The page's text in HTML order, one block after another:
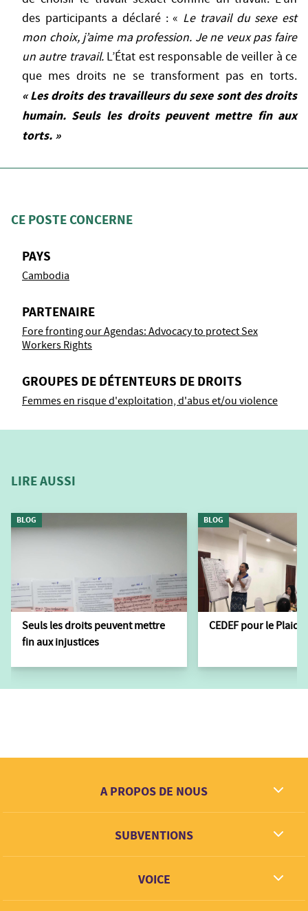
des participants a déclaré : « Le travail du sexe est
mon choix, j’aime ma profession. Je ne veux pas faire
un autre travail. L’État est responsable de veiller à ce
que mes droits ne se transforment pas en torts.
« Les droits des travailleurs du sexe sont des droits
humain. Seuls les droits peuvent mettre fin aux
torts. »
CE POSTE CONCERNE
PAYS
Cambodia
PARTENAIRE
Fore fronting our Agendas: Advocacy to protect Sex
Workers Rights
GROUPES DE DÉTENTEURS DE DROITS
Femmes en risque d'exploitation, d'abus et/ou violence
LIRE AUSSI
BLOG
Seuls les droits peuvent mettre
fin aux injustices
BLOG
CEDEF pour le
A PROPOS DE NOUS
Contact
SUBVENTIONS
VOICE